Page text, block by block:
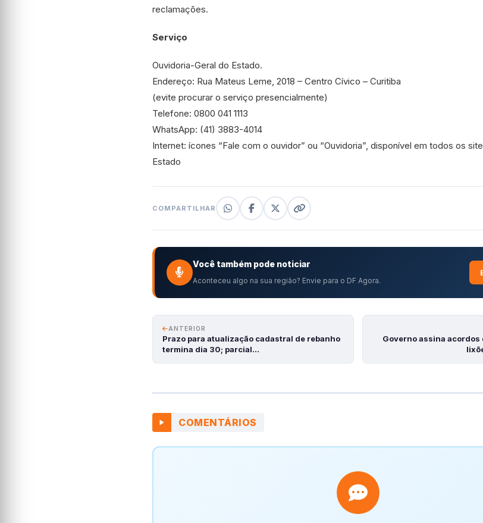
reclamações.
Serviço
Ouvidoria-Geral do Estado.
Endereço: Rua Mateus Leme, 2018 – Centro Cívico – Curitiba
(evite procurar o serviço presencialmente)
Telefone: 0800 041 1113
WhatsApp: (41) 3883-4014
Internet: ícones “Fale com o ouvidor” ou “Ouvidoria”, disponível em todos os
Estado
COMPARTILHAR
Você também pode noticiar
Aconteceu algo na sua região? Envie para o DF Agora.
ANTERIOR
Prazo para atualização cadastral de rebanho
termina dia 30; parcial…
Governo assina acordos
COMENTÁRIOS